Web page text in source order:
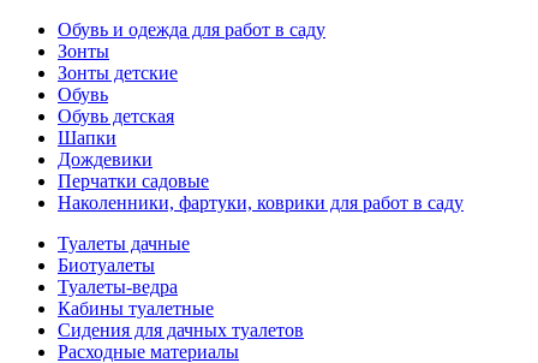
Обувь и одежда для работ в саду
Зонты
Зонты детские
Обувь
Обувь детская
Шапки
Дождевики
Перчатки садовые
Наколенники, фартуки, коврики для работ в саду
Туалеты дачные
Биотуалеты
Туалеты-ведра
Кабины туалетные
Сидения для дачных туалетов
Расходные материалы